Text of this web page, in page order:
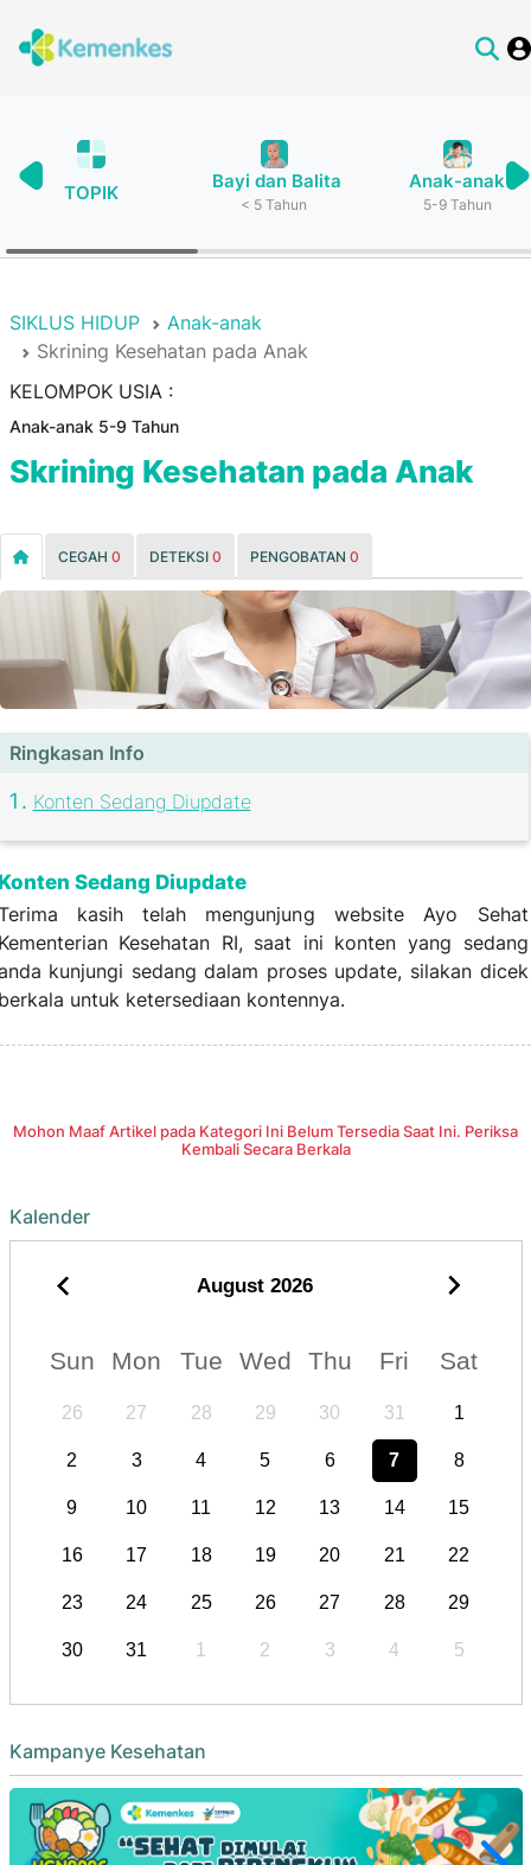
TOPIK
Bayi dan Balita
< 5 Tahun
Anak-anak
5-9 Tahun
SIKLUS HIDUP
Anak-anak
Skrining Kesehatan pada Anak
KELOMPOK USIA :
Anak-anak 5-9 Tahun
Skrining Kesehatan pada Anak
CEGAH 0 DETEKSI 0 PENGOBATAN 0
Ringkasan Info
Konten Sedang Diupdate
Sedang Diupdate
kasih telah mengunjung website Ayo Sehat
Kesehatan RI, saat ini konten yang sedang
kunjungi sedang dalam proses update, silakan dicek
untuk ketersediaan kontennya.
Mohon Maaf Artikel pada Kategori Ini Belum Tersedia Saat Ini. Periksa
Kembali Secara Berkala
Kalender
August 2026
Sun Mon Tue Wed Thu Fri Sat
26 27 28 29 30 31 1
2 3 4 5 6 7 8
9 10 11 12 13 14 15
16 17 18 19 20 21 22
23 24 25 26 27 28 29
30 31 1 2 3 4 5
Kampanye Kesehatan